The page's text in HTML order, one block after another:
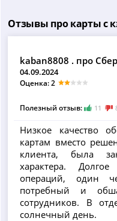
Отзывы про карты с
kaban8808 . про
04.09.2024
Оценка: 2
Полезный отзыв: 11
Низкое качество
картам вместо
клиента, была
характера.
операций, один
потребный и
сотрудников. В
солнечный день.